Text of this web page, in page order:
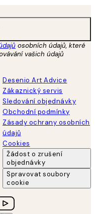
osobních údajů, které
vašich údajů
Desenio Art Advice
Zákaznický servis
Sledování objednávky
Obchodní podmínky
Zásady ochrany osobních
údajů
Cookies
Žádost o zrušení
objednávky
Spravovat soubory
cookie